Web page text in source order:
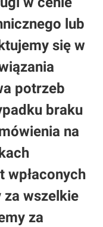
lub
się w
potrzeb
braku
na
wpłaconych
wszelkie
za